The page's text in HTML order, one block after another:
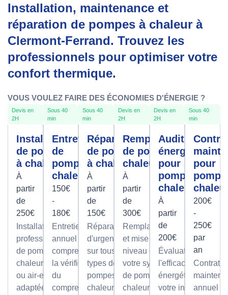
Installation, maintenance et
réparation de pompes à chaleur à
Clermont-Ferrand. Trouvez les
professionnels pour optimiser votre
confort thermique.
VOUS VOULEZ FAIRE DES ÉCONOMIES D'ÉNERGIE ?
Devis en
2H
Installation
de pompe
à chaleur
À
partir
de
250€
Installation
professionnelle
de pompes à
chaleur air-air
ou air-eau,
adaptée à vos
Sous 40
min
Entretien
de
pompe à
chaleur
150€
-
180€
Entretien
annuel
comprenant
la vérification
du
compresseur,
Sous 40
min
Réparation
de pompe
à chaleur
À
partir
de
150€
Réparations
d'urgence
sur tous
types de
pompes à
chaleur.
Devis en
2H
Remplacement
de pompe à
chaleur
À
partir
de
300€
Remplacement
et mise à
niveau de
votre système
de pompe à
chaleur avec
Devis en
2H
Audit
énergétique
pour
pompes à
chaleur
À
partir
de
200€
Évaluation de
l'efficacité
énergétique de
votre installation
Sous 40
min
pour
200€
-
250€
par
an
Contrat
annuel